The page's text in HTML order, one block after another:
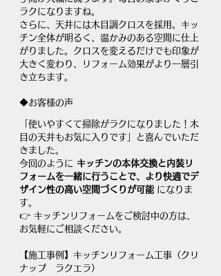
ラクになりますね。
さらに、天井には木目調クロスを採用。キッ
チン全体が明るく、温かみのある空間に仕上
がりました。クロスを変えるだけでも印象が
大きく変わり、リフォーム効果がより一層引
き立ちます。
◆お客様の声
「使いやすくて掃除がラクになりました！木
目の天井もお気に入りです」と喜んでいただ
きました。
今回のように キッチンの本体交換と内装リ
フォームを一緒に行うことで、より快適でデ
ザイン性の高い空間づくりが可能 になりま
す。
👉 キッチンリフォームをご検討中の方は、
お気軽にご相談ください。
【施工事例】キッチンリフォーム工事（クリ
ナップ　ラクエラ）